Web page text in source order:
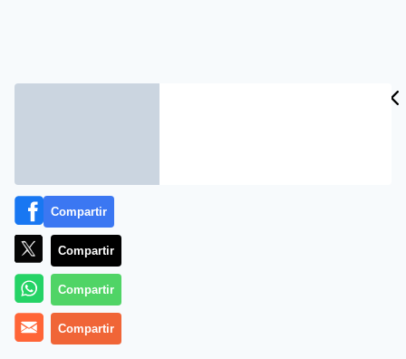
Compartir
Compartir
Compartir
Compartir